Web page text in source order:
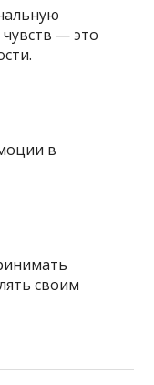
— это
в
своим